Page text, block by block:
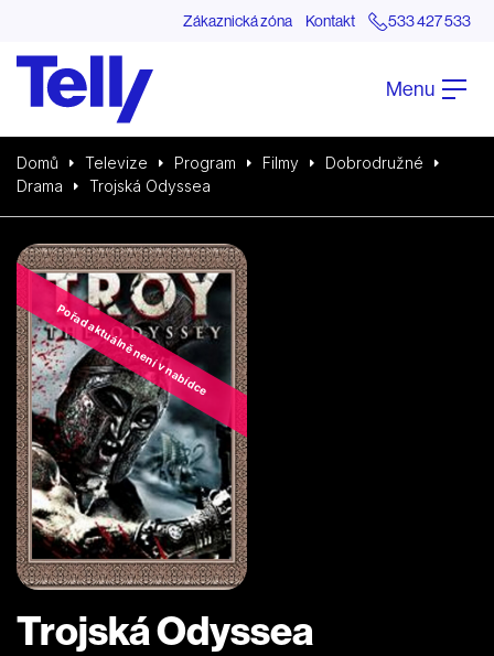
Zákaznická zóna Kontakt 533 427 533
Menu
Domů Televize Program Filmy
Dobrodružné
Drama
Trojská Odyssea
Pořad aktuálně není v nabídce
Trojská Odyssea